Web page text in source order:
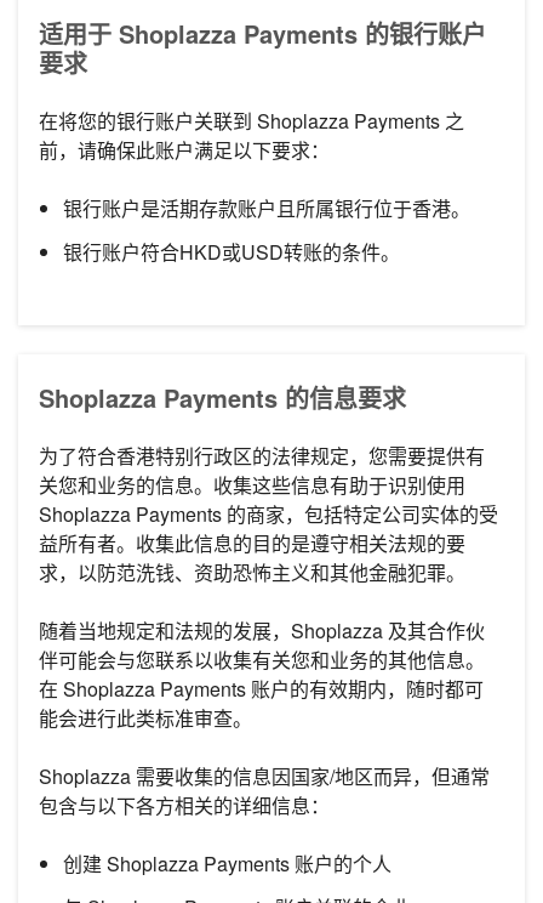
适用于 Shoplazza Payments 的银行账户
要求
在将您的银行账户关联到 Shoplazza Payments 之
前，请确保此账户满足以下要求：
银行账户是活期存款账户且所属银行位于香港。
银行账户符合HKD或USD转账的条件。
Shoplazza Payments 的信息要求
为了符合香港特别行政区的法律规定，您需要提供有
关您和业务的信息。收集这些信息有助于识别使用
Shoplazza Payments 的商家，包括特定公司实体的受
益所有者。收集此信息的目的是遵守相关法规的要
求，以防范洗钱、资助恐怖主义和其他金融犯罪。
随着当地规定和法规的发展，Shoplazza 及其合作伙
伴可能会与您联系以收集有关您和业务的其他信息。
在 Shoplazza Payments 账户的有效期内，随时都可
能会进行此类标准审查。
Shoplazza 需要收集的信息因国家/地区而异，但通常
包含与以下各方相关的详细信息：
创建 Shoplazza Payments 账户的个人